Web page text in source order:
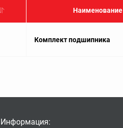
Наименование
Комплект подшипника
Информация: